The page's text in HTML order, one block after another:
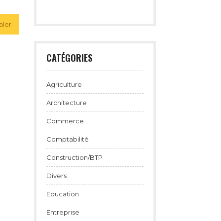
CATÉGORIES
Agriculture
Architecture
Commerce
Comptabilité
Construction/BTP
Divers
Education
Entreprise